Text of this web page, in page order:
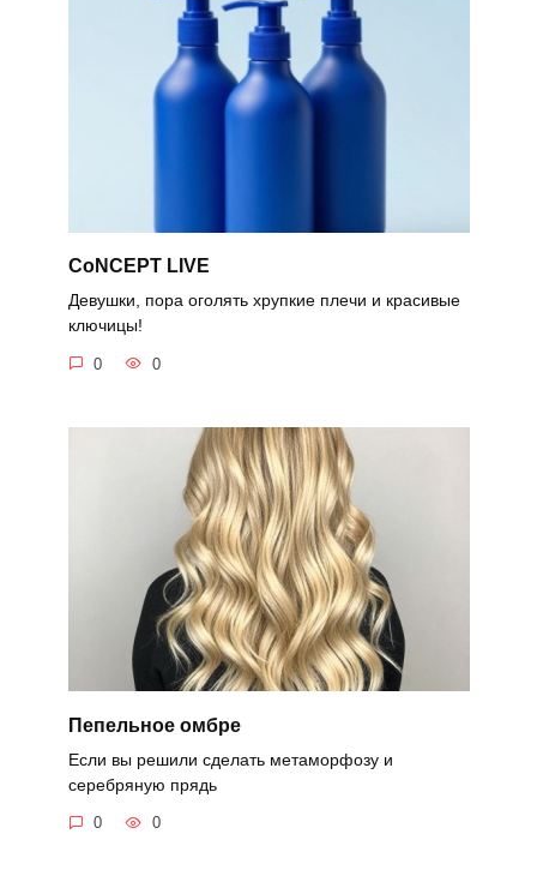
CoNCEPT LIVE
Девушки, пора оголять хрупкие плечи и красивые
ключицы!
0 0
Пепельное омбре
Если вы решили сделать метаморфозу и
серебряную прядь
0 0